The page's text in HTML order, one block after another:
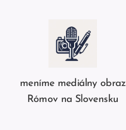
meníme mediálny obraz
Rómov na Slovensku